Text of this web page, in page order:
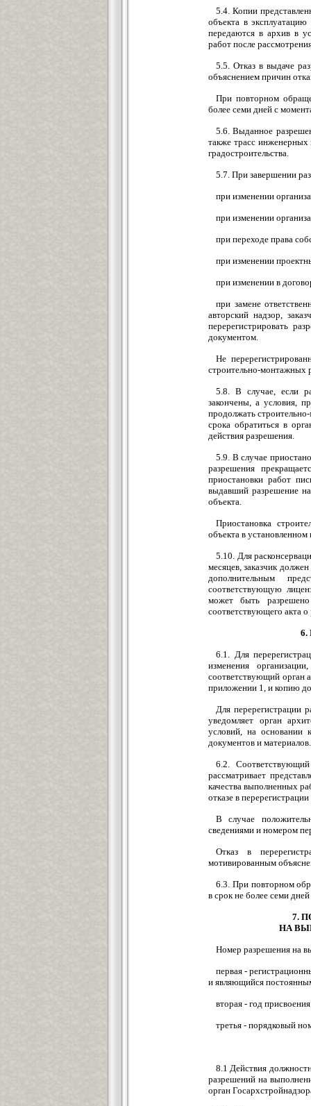
5.4. Копии
объекта в эксплуатацию
передаются в архив в
работ после
5.5. Отказ в выдаче
объяснением причин
При повторном
более семи дней с
5.6. Выданное
также трасс инженерных
градостроительства.
5.7. При завершении
при изменении
при изменении
при переходе права
при изменении
при изменении в
при замене
авторский надзор,
перерегистрировать
документом.
Не
строительно-монтажных
5.8. В случае, если
закончены, а условия,
продолжать
срока обратиться в
действия разрешения.
5.9. В случае
разрешения
приостановки работ
выдавший разрешение
объекта.
Приостановка
объекта в установленном
5.10. Для
месяцев, заказчик
дополнительным
соответствующую
может быть разрешено
соответствующего акта о
6.1. Для
изменения
соответствующий орган
приложении 1, и копию
Для перерегистрации
уведомляет орган
условий, на основании
документов и материалов.
6.2.
рассматривает
качества выполненных
отказе в
В случае
сведениями и номером
Отказ в
мотивированным
6.3. При повторном
в срок не более семи
7.
НА
Номер разрешения на
первая -
и являющийся
вторая - год
третья - порядковый
8.1 Действия
разрешений на
орган